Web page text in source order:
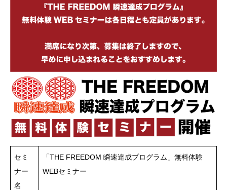
セミ
ナー
名
「THE FREEDOM 瞬速達成プログラム」無料体験
WEBセミナー